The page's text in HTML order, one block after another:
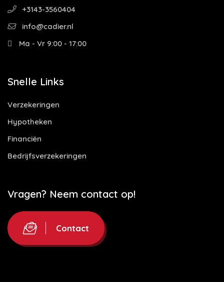
+3143-3560404
info@cadier.nl
Ma - Vr 9:00 - 17:00
Snelle Links
Verzekeringen
Hypotheken
Financiën
Bedrijfsverzekeringen
Vragen? Neem contact op!
Contact